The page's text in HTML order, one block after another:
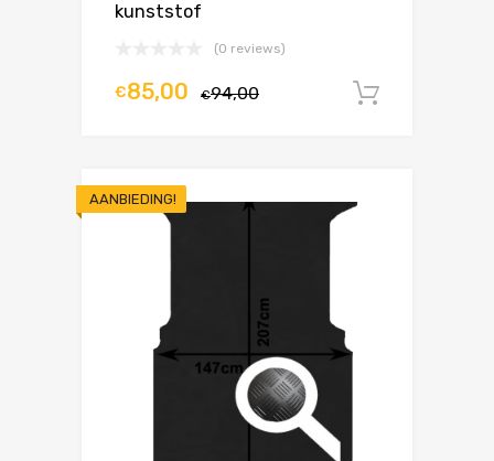
kunststof
(0 reviews)
€94,00
€85,00
AANBIEDING!